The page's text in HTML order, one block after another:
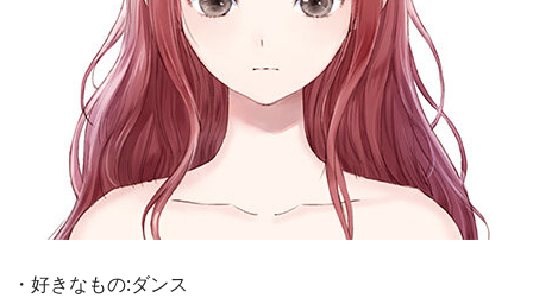
・好きなもの:ダンス